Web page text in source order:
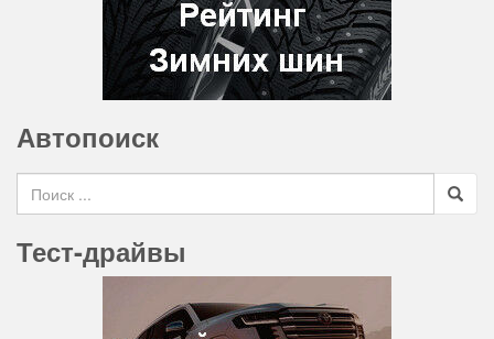
Автопоиск
Search for
Тест-драйвы